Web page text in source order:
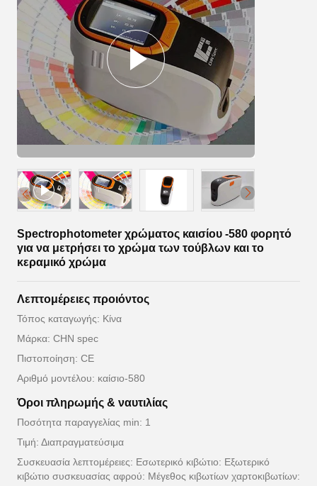
Spectrophotometer χρώματος καισίου -580 φορητό
για να μετρήσει το χρώμα των τούβλων και το
κεραμικό χρώμα
Λεπτομέρειες προιόντος
Τόπος καταγωγής: Κίνα
Μάρκα: CHN spec
Πιστοποίηση: CE
Αριθμό μοντέλου: καίσιο-580
Όροι πληρωμής & ναυτιλίας
Ποσότητα παραγγελίας min: 1
Τιμή: Διαπραγματεύσιμα
Συσκευασία λεπτομέρειες: Εσωτερικό κιβώτιο: Εξωτερικό
κιβώτιο συσκευασίας αφρού: Μέγεθος κιβωτίων χαρτοκιβωτίων: